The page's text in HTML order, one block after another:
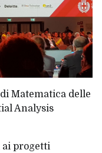
Matematica delle
Analysis
ai progetti